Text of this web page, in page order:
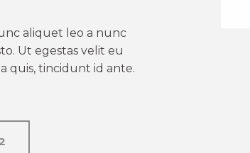
aliquet leo a nunc
Ut egestas velit eu
quis, tincidunt id ante.